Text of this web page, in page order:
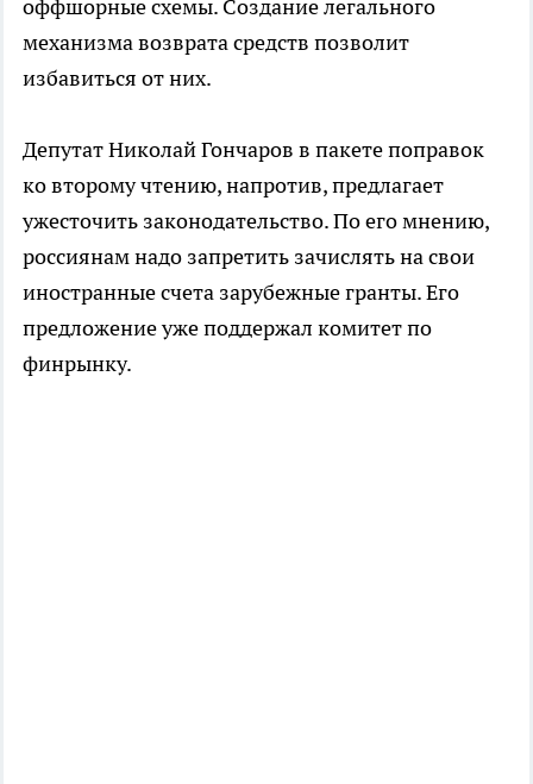
оффшорные схемы. Создание легального
механизма возврата средств позволит
избавиться от них.
Депутат Николай Гончаров в пакете поправок
ко второму чтению, напротив, предлагает
ужесточить законодательство. По его мнению,
россиянам надо запретить зачислять на свои
иностранные счета зарубежные гранты. Его
предложение уже поддержал комитет по
финрынку.